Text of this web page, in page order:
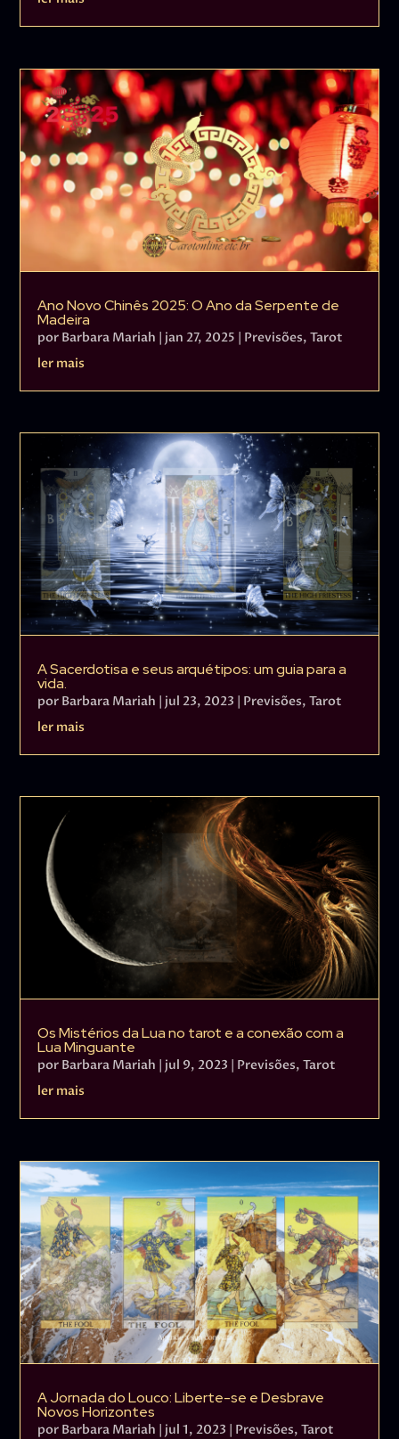
Ano Novo Chinês 2025: O Ano da Serpente de
Madeira
por Barbara Mariah | jan 27, 2025 | Previsões,Tarot
ler mais
A Sacerdotisa e seus arquétipos: um guia para a
vida.
por Barbara Mariah | jul 23, 2023 | Previsões,Tarot
ler mais
Os Mistérios da Lua no tarot e a conexão com a
Lua Minguante
por Barbara Mariah jul 9, 2023 Previsões,Tarot
ler mais
A Jornada do Louco: Liberte-se e Desbrave
Novos Horizontes
por Barbara Mariah | jul 1, 2023 | Previsões,Tarot